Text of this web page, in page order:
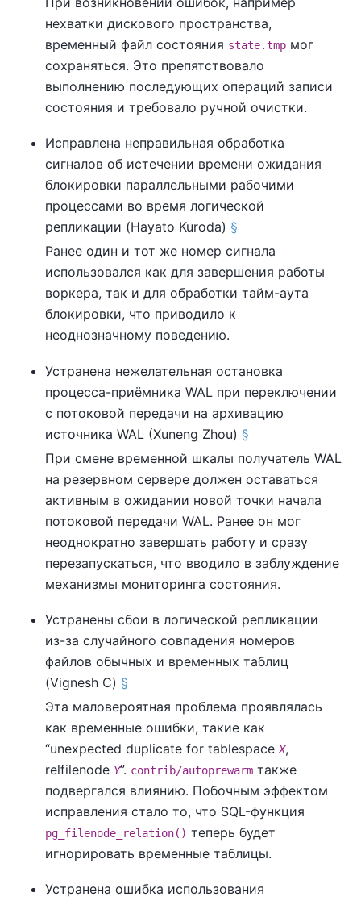
нехватки дискового пространства,
временный файл состояния state.tmp мог
сохраняться. Это препятствовало
выполнению последующих операций записи
состояния и требовало ручной очистки.
Исправлена неправильная обработка
сигналов об истечении времени ожидания
блокировки параллельными рабочими
процессами во время логической
репликации (Hayato Kuroda) §
Ранее один и тот же номер сигнала
использовался как для завершения работы
воркера, так и для обработки тайм-аута
блокировки, что приводило к
неоднозначному поведению.
Устранена нежелательная остановка
процесса-приёмника WAL при переключении
с потоковой передачи на архивацию
источника WAL (Xuneng Zhou) §
При смене временной шкалы получатель WAL
на резервном сервере должен оставаться
активным в ожидании новой точки начала
потоковой передачи WAL. Ранее он мог
неоднократно завершать работу и сразу
перезапускаться, что вводило в заблуждение
механизмы мониторинга состояния.
Устранены сбои в логической репликации
из-за случайного совпадения номеров
файлов обычных и временных таблиц
(Vignesh C) §
Эта маловероятная проблема проявлялась
как временные ошибки, такие как
“unexpected duplicate for tablespaceX,
relfilenode Y”. contrib/autoprewarm также
подвергался влиянию. Побочным эффектом
исправления стало то, что SQL-функция
pg_filenode_relation() теперь будет
игнорировать временные таблицы.
Устранена ошибка использования